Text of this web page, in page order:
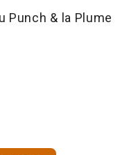
Punch & la Plume